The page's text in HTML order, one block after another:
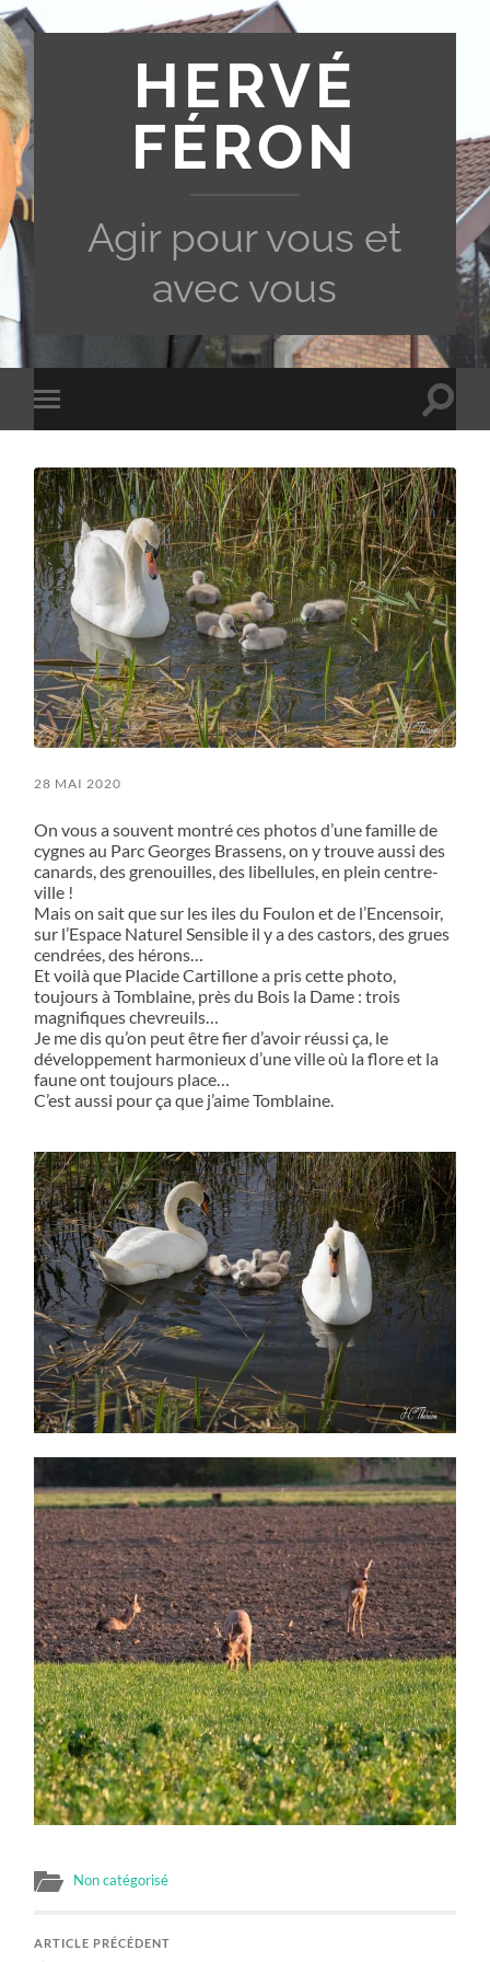
HERVÉ
FÉRON
Agir pour vous et
avec vous
Toggle
mobile
Toggle
28 MAI 2020
On vous a souvent montré ces photos d’une famille de
cygnes au Parc Georges Brassens, on y trouve aussi des
canards, des grenouilles, des libellules, en plein centre-
ville !
Mais on sait que sur les iles du Foulon et de l’Encensoir,
sur l’Espace Naturel Sensible il y a des castors, des grues
cendrées, des hérons…
Et voilà que Placide Cartillone a pris cette photo,
toujours à Tomblaine, près du Bois la Dame : trois
magnifiques chevreuils…
Je me dis qu’on peut être fier d’avoir réussi ça, le
développement harmonieux d’une ville où la flore et la
faune ont toujours place…
C’est aussi pour ça que j’aime Tomblaine.
Non catégorisé
ARTICLE PRÉCÉDENT